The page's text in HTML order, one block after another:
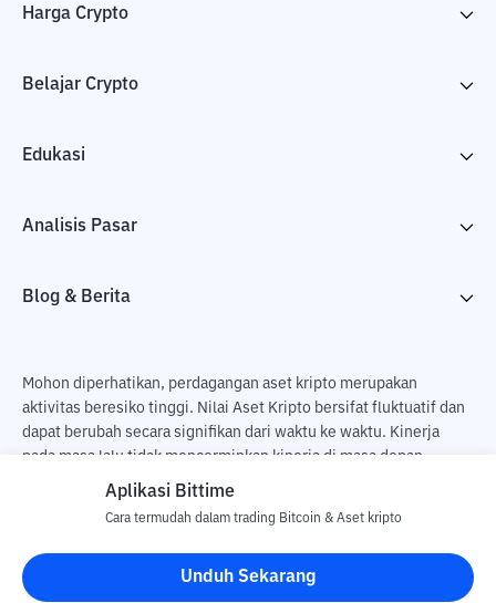
Harga Crypto
Belajar Crypto
Edukasi
Analisis Pasar
Blog & Berita
Mohon diperhatikan, perdagangan aset kripto merupakan
aktivitas beresiko tinggi. Nilai Aset Kripto bersifat fluktuatif dan
dapat berubah secara signifikan dari waktu ke waktu. Kinerja
pada masa lalu tidak mencerminkan kinerja di masa depan.
Terdapat risiko kehilangan sebagai dampak dari membeli dan
pengguna. PT Utama Aset Digital Indonesia (Bittime) tidak
bertanggung jawab atas perubahan fluktuasi dari nilai tukar Aset
Kripto.
Aplikasi Bittime
Cara termudah dalam trading Bitcoin & Aset kripto
Unduh Sekarang